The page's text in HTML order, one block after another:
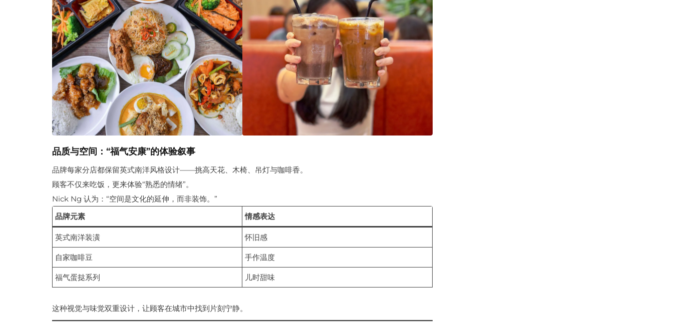
品质与空间：“福气安康”的体验叙事
品牌每家分店都保留英式南洋风格设计——挑高天花、木椅、吊灯与咖啡香。
顾客不仅来吃饭，更来体验“熟悉的情绪”。
Nick Ng 认为：“空间是文化的延伸，而非装饰。”
品牌元素
情感表达
英式南洋装潢 怀旧感
自家咖啡豆 手作温度
福气蛋挞系列 儿时甜味
这种视觉与味觉双重设计，让顾客在城市中找到片刻宁静。